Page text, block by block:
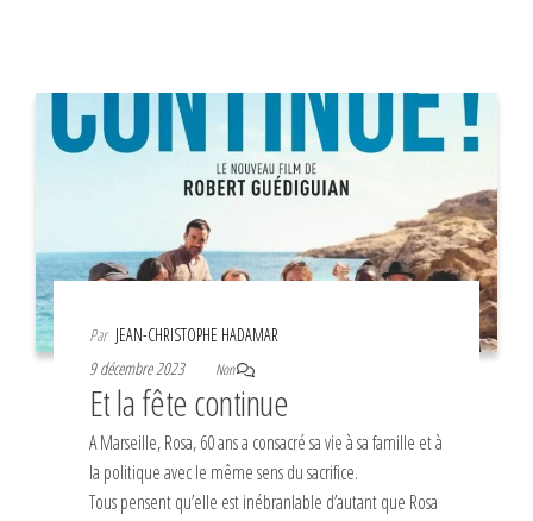
Par JEAN-CHRISTOPHE HADAMAR
9 décembre 2023
Non
Et la fête continue
A Marseille, Rosa, 60 ans a consacré sa vie à sa famille et à
la politique avec le même sens du sacrifice.
Tous pensent qu’elle est inébranlable d’autant que Rosa